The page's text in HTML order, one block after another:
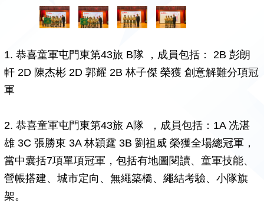
1. 恭喜童軍屯門東第43旅 B隊 ，成員包括： 2B 彭朗
軒 2D 陳杰彬 2D 郭耀 2B 林子傑 榮獲 創意解難分項冠
軍
2. 恭喜童軍屯門東第43旅 A隊 ，成員包括：1A 冼湛
雄 3C 張勝東 3A 林穎霆 3B 劉祖威 榮獲全場總冠軍，
當中囊括7項單項冠軍，包括有地圖閱讀、童軍技能、
營帳搭建、城市定向、無繩築橋、繩結考驗、小隊旗
架。